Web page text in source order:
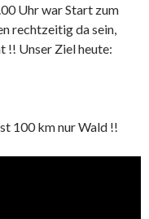
Uhr war Start zum
rechtzeitig da sein,
!! Unser Ziel heute:
100 km nur Wald !!